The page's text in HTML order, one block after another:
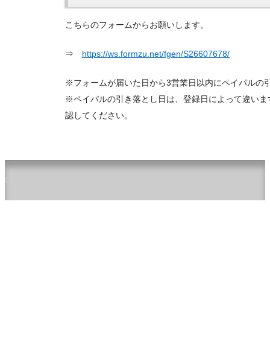
こちらのフォームからお願いします。
⇒ https://ws.formzu.net/fgen/S26607678/
※フォームが届いた日から3営業日以内にペイパルの
※ペイパルの引き落とし日は、登録日によって違い
認してください。